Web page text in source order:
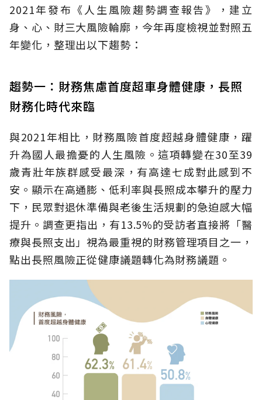
2021年發布《人生風險趨勢調查報告》，建立
身、心、財三大風險輪廓，今年再度檢視並對照五
年變化，整理出以下趨勢：
趨勢一：財務焦慮首度超車身體健康，長照
財務化時代來臨
與2021年相比，財務風險首度超越身體健康，躍
升為國人最擔憂的人生風險。這項轉變在30至39
歲青壯年族群感受最深，有高達七成對此感到不
安。顯示在高通膨、低利率與長照成本攀升的壓力
下，民眾對退休準備與老後生活規劃的急迫感大幅
提升。調查更指出，有13.5%的受訪者直接將「醫
療與長照支出」視為最重視的財務管理項目之一，
點出長照風險正從健康議題轉化為財務議題。